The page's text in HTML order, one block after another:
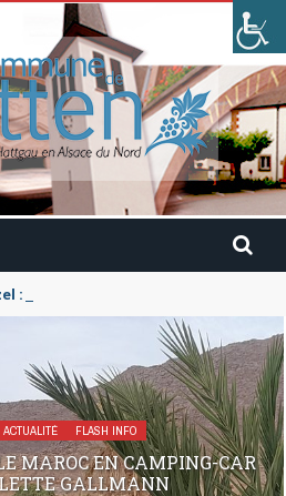
: Le Maroc en camping-car avec
ACTUALITÉ FLASH INFO
MAROC EN CAMPING-CAR
GALLMANN